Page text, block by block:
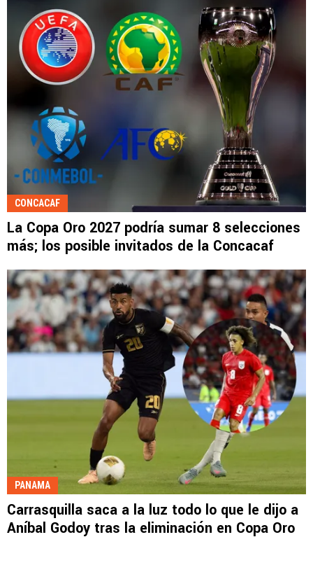
CONCACAF
La Copa Oro 2027 podría sumar 8 selecciones
más; los posible invitados de la Concacaf
PANAMA
Carrasquilla saca a la luz todo lo que le dijo a
Aníbal Godoy tras la eliminación en Copa Oro